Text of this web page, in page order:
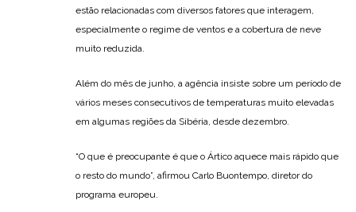
estão relacionadas com diversos fatores que interagem,
especialmente o regime de ventos e a cobertura de neve
muito reduzida.
Além do mês de junho, a agência insiste sobre um período de
vários meses consecutivos de temperaturas muito elevadas
em algumas regiões da Sibéria, desde dezembro.
“O que é preocupante é que o Ártico aquece mais rápido que
o resto do mundo”, afirmou Carlo Buontempo, diretor do
programa europeu.